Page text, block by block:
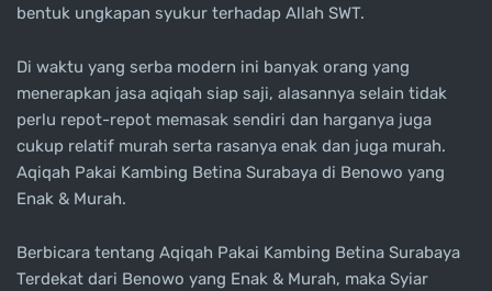
bentuk ungkapan syukur terhadap Allah SWT.
Di waktu yang serba modern ini banyak orang yang
menerapkan jasa aqiqah siap saji, alasannya selain tidak
perlu repot-repot memasak sendiri dan harganya juga
cukup relatif murah serta rasanya enak dan juga murah.
Aqiqah Pakai Kambing Betina Surabaya di Benowo yang
Enak & Murah.
Berbicara tentang Aqiqah Pakai Kambing Betina Surabaya
Terdekat dari Benowo yang Enak & Murah, maka Syiar